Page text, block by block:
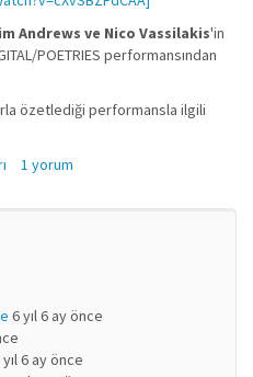
Andrews ve Nico Vassilakis'in
POETRIES performansından
özetlediği performansla ilgili
1 yorum
6 yıl 6 ay önce
yıl 6 ay önce